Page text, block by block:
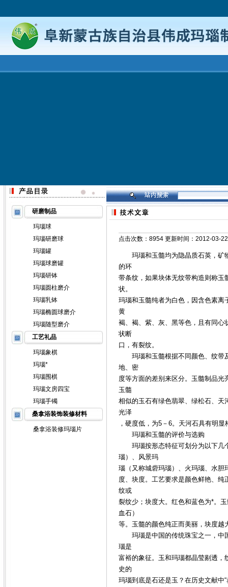
研磨制品
玛瑙球
玛瑙研磨球
玛瑙罐
玛瑙球磨罐
玛瑙研钵
玛瑙圆柱磨介
玛瑙乳钵
玛瑙椭圆球磨介
玛瑙随型磨介
工艺礼品
玛瑙象棋
玛瑙*
玛瑙围棋
玛瑙文房四宝
玛瑙手镯
桑拿浴装饰装修材料
桑拿浴装修玛瑙片
点击次数：8954 更新时间：2012-03-22
玛瑙和玉髓均为隐晶质石英，矿物
的环
带条纹，如果块体无纹带构造则称
状。
玛瑙和玉髓纯者为白色，因含色素离
黄
褐、褐、紫、灰、黑等色，且有同
状断
口，有裂纹。
玛瑙和玉髓根据不同颜色、纹带及
地、密
度等方面的差别来区分。玉髓制品
玉髓
相似的玉石有绿色翡翠、绿松石、
光泽
，硬度低，为5－6。天河石具有明显
玛瑙和玉髓的评价与选购
玛瑙按形态特征可划分为以下几个
瑙）、风景玛
瑙（又称城砦玛瑙）、火玛瑙、水胆
度、块度。工艺要求是颜色鲜艳、
纹或
裂纹少；块度大。红色和蓝色为*。
血石）
等。玉髓的颜色纯正而美丽，块度
玛瑙是中国的传统珠宝之一，中国
瑙是
富裕的象征。玉和玛瑙都晶莹剔透
史的
玛瑙到底是石还是玉？在历史文献中